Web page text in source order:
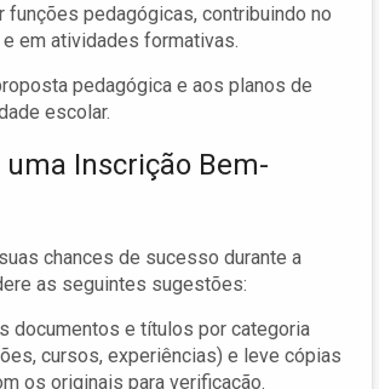
funções pedagógicas, contribuindo no
em atividades formativas.
pedagógica e aos planos de
escolar.
uma Inscrição Bem-
chances de sucesso durante a
as seguintes sugestões:
documentos e títulos por categoria
cursos, experiências) e leve cópias
os originais para verificação.